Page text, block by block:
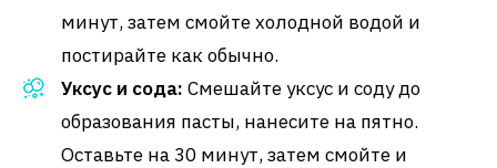
минут, затем смойте холодной водой и
постирайте как обычно.
Уксус и сода: Смешайте уксус и соду до
образования пасты, нанесите на пятно.
Оставьте на 30 минут, затем смойте и